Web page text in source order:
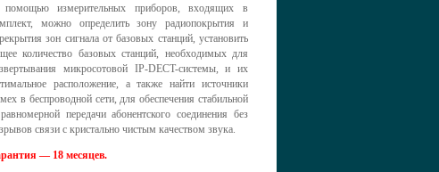
измерительных приборов, входящих в
можно определить зону радиопокрытия и
зон сигнала от базовых станций, установить
количество базовых станций, необходимых для
микросотовой IP-DECT-системы, и их
расположение, а также найти источники
в беспроводной сети, для обеспечения стабильной
передачи абонентского соединения без
связи с кристально чистым качеством звука.
— 18 месяцев.